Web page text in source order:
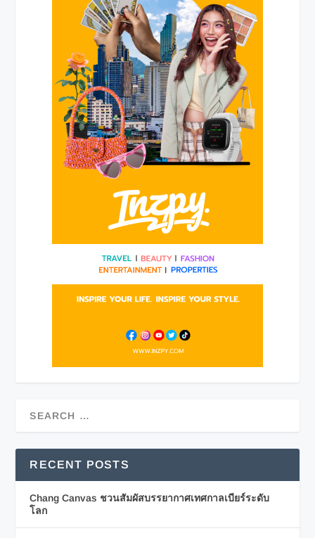
RECENT POSTS
Chang Canvas ชวนสัมผัสบรรยากาศเทศกาลเบียร์ระดับ
โลก